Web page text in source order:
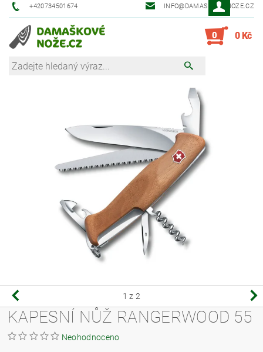
+420734501674 INFO@DAMASKOVE-NOZE.CZ
0 0 Kč
1 z 2
KAPESNÍ NŮŽ RANGERWOOD 55
Neohodnoceno